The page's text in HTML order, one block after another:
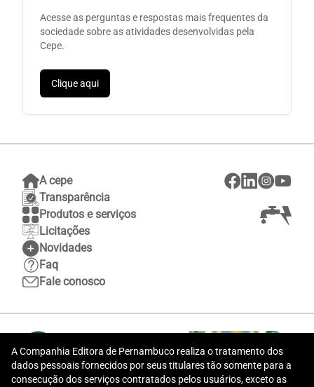
Acesse as perguntas e respostas mais frequentes da
sociedade sobre as atividades desenvolvidas pela
Cepe.
Clique aqui
A cepe
Transparência
Produtos e serviços
Licitações
Novidades
Faq
Fale conosco
A Companhia Editora de Pernambuco realiza o tratamento dos
dados pessoais fornecidos por seus titulares tão somente para a
consecução dos serviços contratados pelos usuários, exceto as